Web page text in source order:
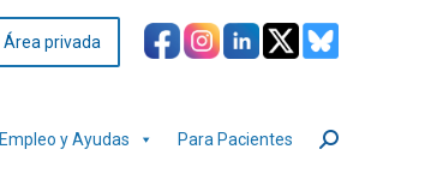
Área privada
Empleo y Ayudas Para Pacientes Buscar: